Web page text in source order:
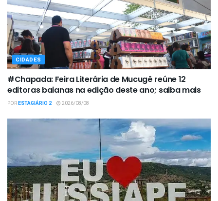
CIDADES
#Chapada: Feira Literária de Mucugê reúne 12
editoras baianas na edição deste ano; saiba mais
PORESTAGIÁRIO 2 2026/08/08